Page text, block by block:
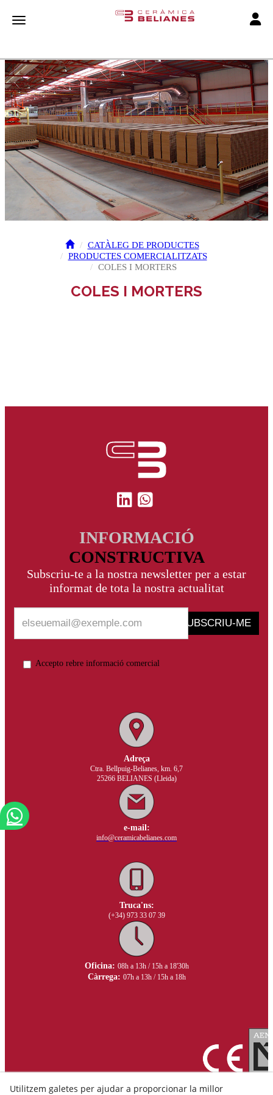
Toggle navigation
CATÀLEG DE PRODUCTES
PRODUCTES COMERCIALITZATS
COLES I MORTERS
COLES I MORTERS
INFORMACIÓ
CONSTRUCTIVA
Subscriu-te a la nostra newsletter per a estar
informat de tota la nostra actualitat
SUBSCRIU-ME
Accepto rebre informació comercial
Adreça
Ctra. Bellpuig-Belianes, km. 6,7
25266 BELIANES (Lleida)
e-mail:
info@ceramicabelianes.com
Truca'ns:
(+34) 973 33 07 39
Oficina: 08h a 13h / 15h a 18'30h
Càrrega: 07h a 13h / 15h a 18h
Utilitzem galetes per ajudar a proporcionar la millor